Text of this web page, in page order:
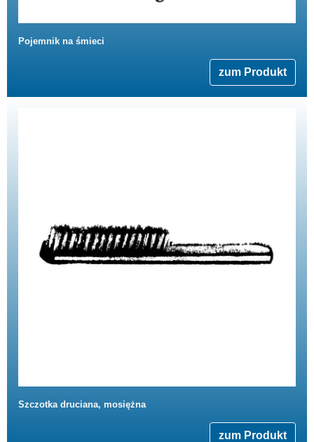
Pojemnik na śmieci
zum Produkt
Szczotka druciana, mosiężna
zum Produkt